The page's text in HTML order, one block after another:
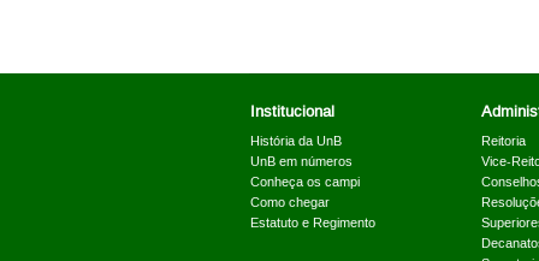
Institucional
História da UnB
UnB em números
Conheça os campi
Como chegar
Estatuto e Regimento
Reitoria
Vice-